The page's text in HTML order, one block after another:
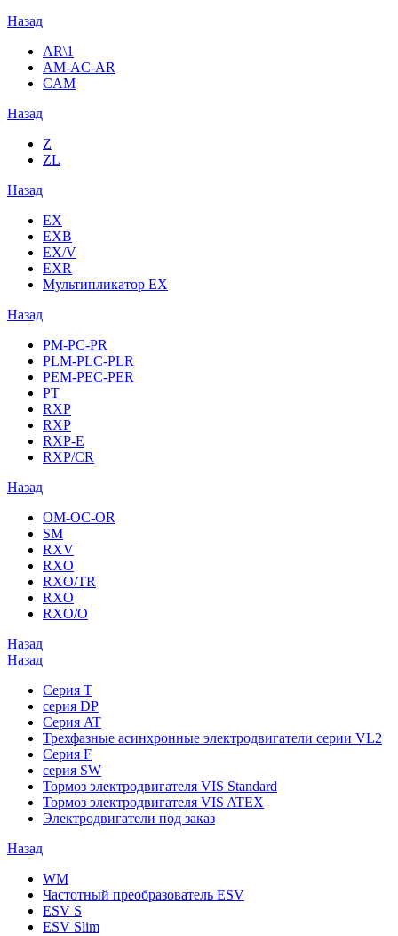
Назад
AR\1
AM-AC-AR
CAM
Назад
Z
ZL
Назад
EX
EXB
EX/V
EXR
Мультипликатор EX
Назад
PM-PC-PR
PLM-PLC-PLR
PEM-PEC-PER
PT
RXP
RXP
RXP-E
RXP/CR
Назад
OM-OC-OR
SM
RXV
RXO
RXO/TR
RXO
RXO/O
Назад
Назад
Серия T
серия DP
Серия AT
Трехфазные асинхронные электродвигатели серии VL2
Серия F
серия SW
Тормоз электродвигателя VIS Standard
Тормоз электродвигателя VIS ATEX
Электродвигатели под заказ
Назад
WM
Частотный преобразователь ESV
ESV S
ESV Slim